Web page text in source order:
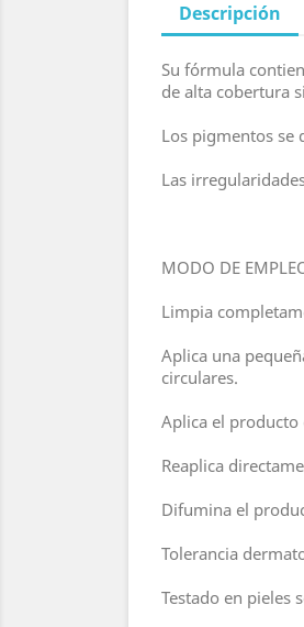
Descripción
Su fórmula
de alta cobertura
Los pigmentos se
Las
MODO DE
Limpia
Aplica una
circulares.
Aplica el producto
Reaplica
Difumina el
Tolerancia
Testado en pieles